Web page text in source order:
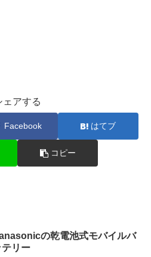
ェアする
Facebook はてブ
コピー
の乾電池式モバイルバ
テリー